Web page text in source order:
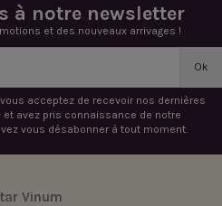
à notre newsletter
et des nouveaux arrivages !
acceptez de recevoir nos dernières
avez pris connaissance de notre
vous désabonner à tout moment.
Vinum